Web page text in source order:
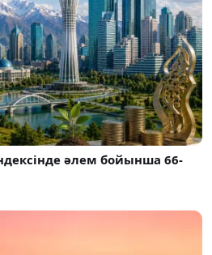
әлем бойынша 66-